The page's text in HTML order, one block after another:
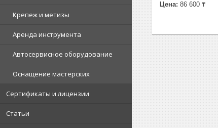
Крепеж и метизы
Аренда инструмента
Автосервисное оборудование
Оснащение мастерских
Сертификаты и лицензии
Статьи
Цена: 86 600 ₸